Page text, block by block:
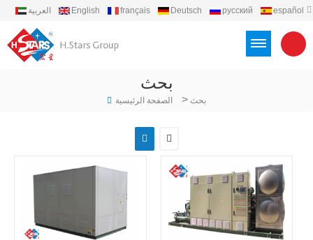
العربية English français Deutsch русский
español
بحث
الصفحة الرئيسية > بحث